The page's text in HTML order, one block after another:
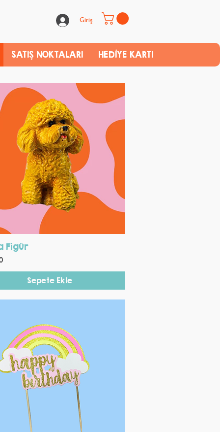
SATIŞ NOKTALARI HEDİYE KARTI
Giriş
Hızlı Bakış
Figür
Sepete Ekle